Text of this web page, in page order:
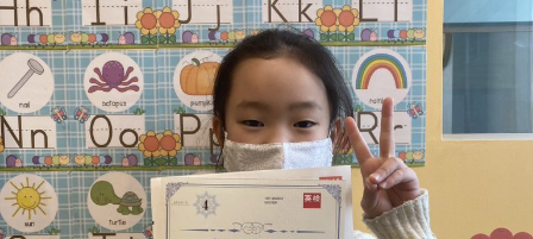
英会話（未就学児） 英会話（小学生） 英会話（中学生）
生徒・保護者の声
スタッフ紹介